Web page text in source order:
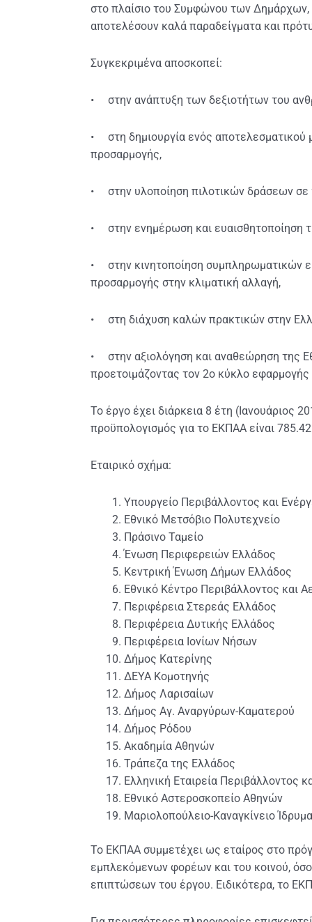
στο πλαίσιο του Συμφώνου των Δημάρχων,
αποτελέσουν καλά παραδείγματα και
Συγκεκριμένα αποσκοπεί:
• στην ανάπτυξη των δεξιοτήτων του
• στη δημιουργία ενός αποτελεσματικού
προσαρμογής,
• στην υλοποίηση πιλοτικών δράσεων σε
• στην ενημέρωση και ευαισθητοποίηση
• στην κινητοποίηση συμπληρωματικών
προσαρμογής στην κλιματική αλλαγή,
• στη διάχυση καλών πρακτικών στην
• στην αξιολόγηση και αναθεώρηση της
προετοιμάζοντας τον 2ο κύκλο
Το έργο έχει διάρκεια 8 έτη (Ιανουάριος
προϋπολογισμός για το ΕΚΠΑΑ είναι
Εταιρικό σχήμα:
Υπουργείο Περιβάλλοντος και
Εθνικό Μετσόβιο Πολυτεχνείο
Πράσινο Ταμείο
Ένωση Περιφερειών Ελλάδος
Κεντρική Ένωση Δήμων Ελλάδος
Εθνικό Κέντρο Περιβάλλοντος και
Περιφέρεια Στερεάς Ελλάδος
Περιφέρεια Δυτικής Ελλάδος
Περιφέρεια Ιονίων Νήσων
Δήμος Κατερίνης
ΔΕΥΑ Κομοτηνής
Δήμος Λαρισαίων
Δήμος Αγ. Αναργύρων-Καματερού
Δήμος Ρόδου
Ακαδημία Αθηνών
Τράπεζα της Ελλάδος
Ελληνική Εταιρεία Περιβάλλοντος
Εθνικό Αστεροσκοπείο Αθηνών
Μαριολοπούλειο-Καναγκίνειο
Το ΕΚΠΑΑ συμμετέχει ως εταίρος στο
εμπλεκόμενων φορέων και του κοινού,
επιπτώσεων του έργου. Ειδικότερα, το